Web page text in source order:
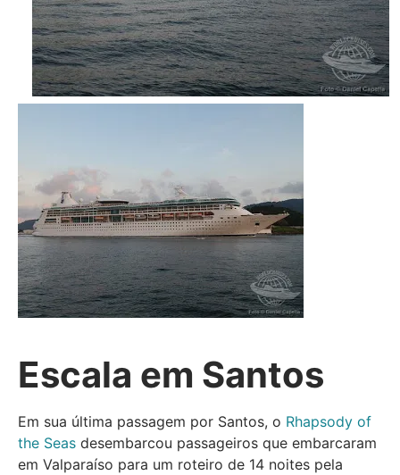
Escala em Santos
Em sua última passagem por Santos, o Rhapsody of
the Seas desembarcou passageiros que embarcaram
em Valparaíso para um roteiro de 14 noites pela